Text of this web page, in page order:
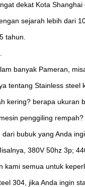
dekat Kota
sejarah lebih dari
tahun.
banyak Pameran,
tentang Stainless
kering? berapa ukuran
penggiling
bubuk yang Anda
380V 50hz 3p;
kami semua untuk
304, jika Anda ingin